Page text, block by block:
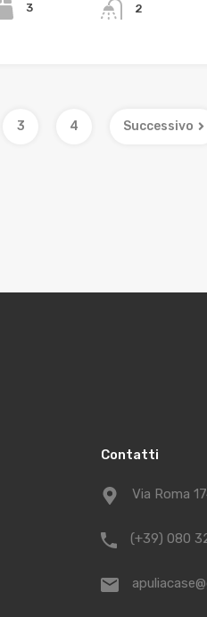
3 2
3 4 Successivo
Contatti
Via Roma
(+39) 080